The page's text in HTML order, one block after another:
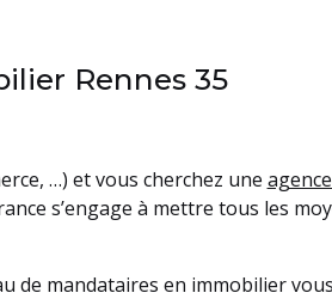
Rennes 35
…) et vous cherchez une
s’engage à mettre tous les
de mandataires en immobilier